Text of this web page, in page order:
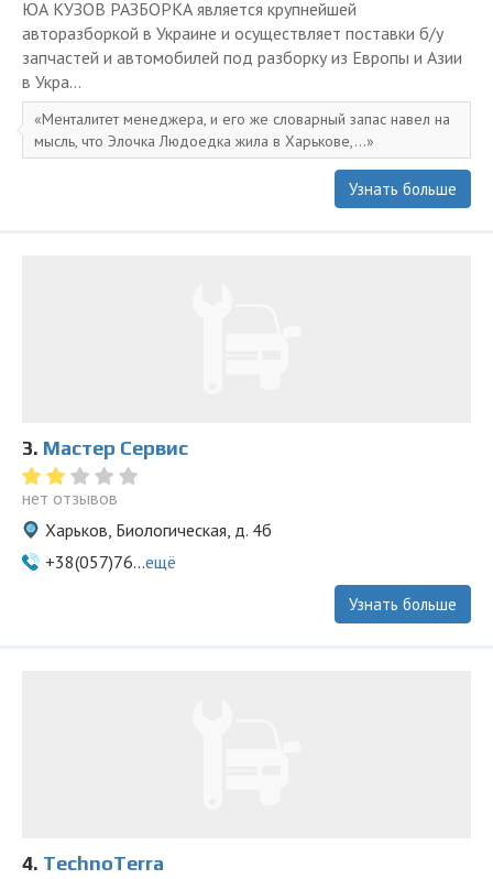
ЮА КУЗОВ РАЗБОРКА является крупнейшей
авторазборкой в Украине и осуществляет поставки б/у
запчастей и автомобилей под разборку из Европы и Азии
в Укра...
Менталитет менеджера, и его же словарный запас навел на
мысль, что Элочка Людоедка жила в Харькове,...
Узнать больше
3. Мастер Сервис
нет отзывов
Харьков, Биологическая, д. 4б
+38(057)76...ещё
Узнать больше
4. TechnoTerra